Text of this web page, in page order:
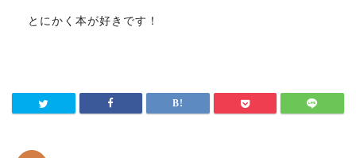
とにかく本が好きです！